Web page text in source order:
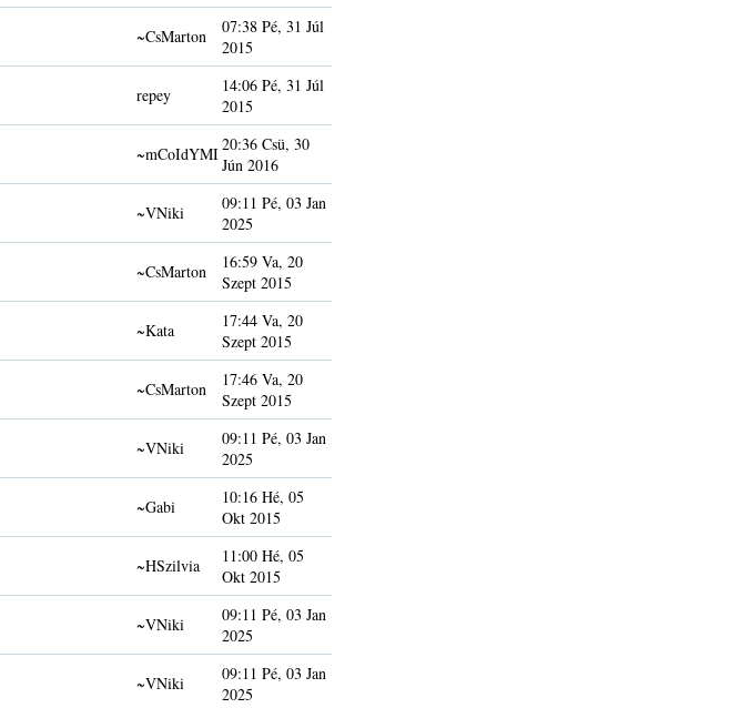
~CsMarton
07:38 Pé, 31 Júl
2015
repey
14:06 Pé, 31 Júl
2015
~mCoIdYMI20:36 Csü, 30
Jún 2016
~VNiki
09:11 Pé, 03 Jan
2025
~CsMarton
16:59 Va, 20
Szept 2015
~Kata
17:44 Va, 20
Szept 2015
~CsMarton
17:46 Va, 20
Szept 2015
~VNiki
09:11 Pé, 03 Jan
2025
~Gabi
10:16 Hé, 05
Okt 2015
~HSzilvia
11:00 Hé, 05
Okt 2015
~VNiki
09:11 Pé, 03 Jan
2025
~VNiki
09:11 Pé, 03 Jan
2025